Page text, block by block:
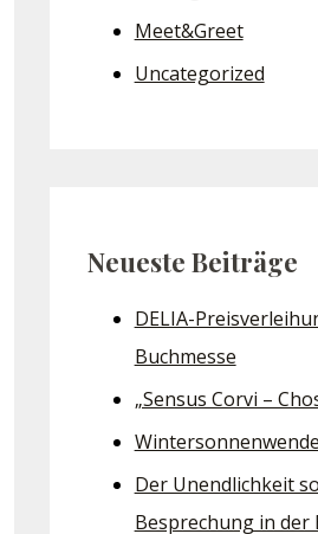
Meet&Greet
Uncategorized
Neueste Beiträge
DELIA-
Buchmesse
„Sensus Corvi –
Der Unendlichkeit
Besprechung in der